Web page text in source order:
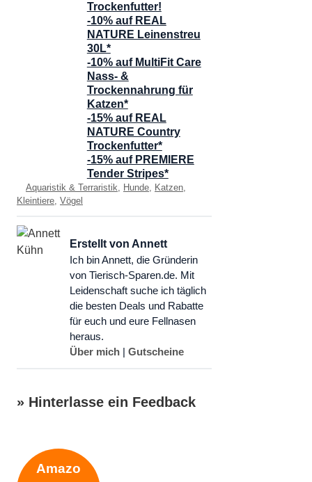
Trockenfutter!
-10% auf REAL
NATURE Leinenstreu
30L*
-10% auf MultiFit Care
Nass- &
Trockennahrung für
Katzen*
-15% auf REAL
NATURE Country
Trockenfutter*
-15% auf PREMIERE
Tender Stripes*
Kategorien
Aquaristik & Terraristik, Hunde, Katzen,
Kleintiere, Vögel
Erstellt von Annett
Ich bin Annett, die Gründerin
von Tierisch-Sparen.de. Mit
Leidenschaft suche ich täglich
die besten Deals und Rabatte
für euch und eure Fellnasen
heraus.
Über mich| Gutscheine
» Hinterlasse ein Feedback
Schreibe einen Kommentar
Amazo